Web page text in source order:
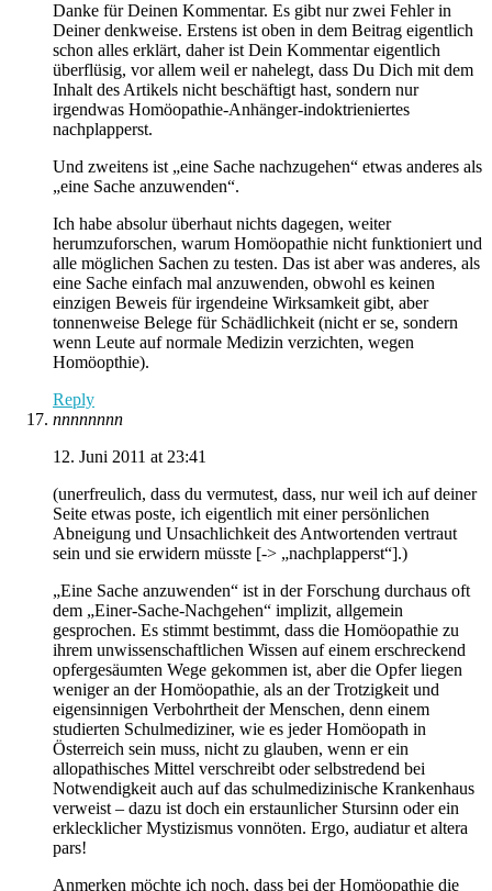
Danke für Deinen Kommentar. Es gibt nur zwei Fehler in
Deiner denkweise. Erstens ist oben in dem Beitrag eigentlich
schon alles erklärt, daher ist Dein Kommentar eigentlich
überflüsig, vor allem weil er nahelegt, dass Du Dich mit dem
Inhalt des Artikels nicht beschäftigt hast, sondern nur
irgendwas Homöopathie-Anhänger-indoktrieniertes
nachplapperst.
Und zweitens ist „eine Sache nachzugehen“ etwas anderes als
„eine Sache anzuwenden“.
Ich habe absolur überhaut nichts dagegen, weiter
herumzuforschen, warum Homöopathie nicht funktioniert und
alle möglichen Sachen zu testen. Das ist aber was anderes, als
eine Sache einfach mal anzuwenden, obwohl es keinen
einzigen Beweis für irgendeine Wirksamkeit gibt, aber
tonnenweise Belege für Schädlichkeit (nicht er se, sondern
wenn Leute auf normale Medizin verzichten, wegen
Homöopthie).
Reply
nnnnnnnn
12. Juni 2011 at 23:41
(unerfreulich, dass du vermutest, dass, nur weil ich auf deiner
Seite etwas poste, ich eigentlich mit einer persönlichen
Abneigung und Unsachlichkeit des Antwortenden vertraut
sein und sie erwidern müsste [-> „nachplapperst“].)
„Eine Sache anzuwenden“ ist in der Forschung durchaus oft
dem „Einer-Sache-Nachgehen“ implizit, allgemein
gesprochen. Es stimmt bestimmt, dass die Homöopathie zu
ihrem unwissenschaftlichen Wissen auf einem erschreckend
opfergesäumten Wege gekommen ist, aber die Opfer liegen
weniger an der Homöopathie, als an der Trotzigkeit und
eigensinnigen Verbohrtheit der Menschen, denn einem
studierten Schulmediziner, wie es jeder Homöopath in
Österreich sein muss, nicht zu glauben, wenn er ein
allopathisches Mittel verschreibt oder selbstredend bei
Notwendigkeit auch auf das schulmedizinische Krankenhaus
verweist – dazu ist doch ein erstaunlicher Stursinn oder ein
erklecklicher Mystizismus vonnöten. Ergo, audiatur et altera
pars!
Anmerken möchte ich noch, dass bei der Homöopathie die